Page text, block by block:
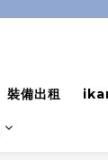
裝備出租